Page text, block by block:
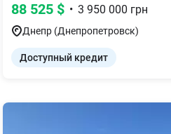
88 525 $ • 3 950 000 грн
Днепр (Днепропетровск)
Доступный кредит